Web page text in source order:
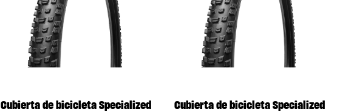
Cubierta de bicicleta Specialized
Cubierta de bicicleta Specialized